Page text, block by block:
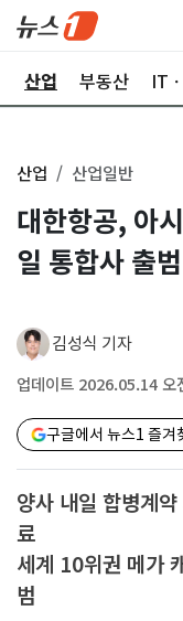
산업 부동산 IT
산업 산업일반
대한항공, 아
일 통합사 출
김성식 기자
업데이트 2026.05.14 오
구글에서 뉴스1 즐겨
양사 내일 합병계
료
세계 10위권 메가
범